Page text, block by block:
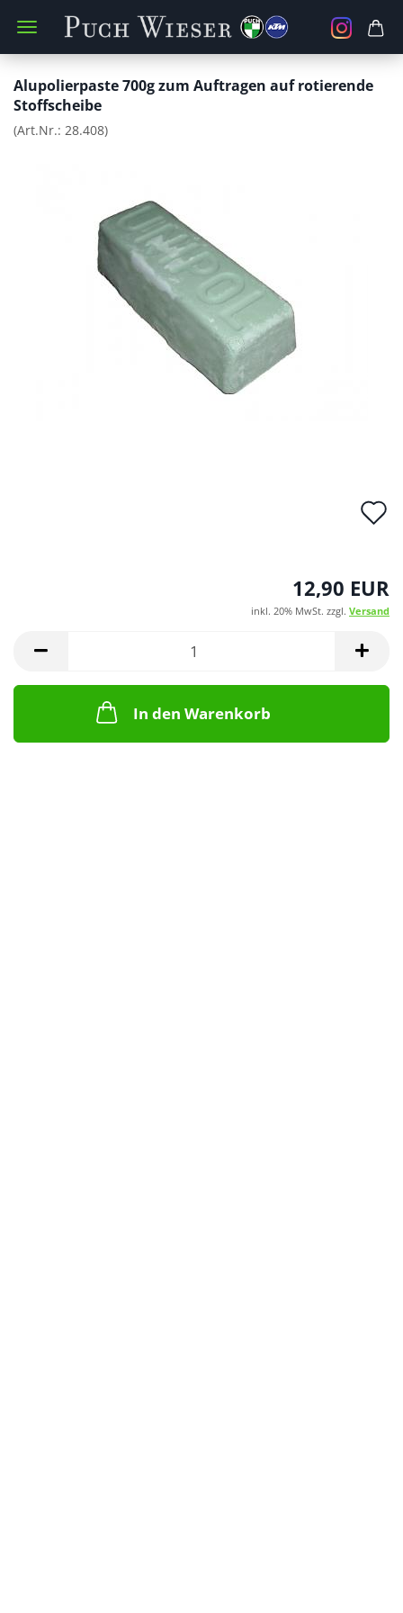
Alupolierpaste 700g zum Auftragen auf rotierende
Stoffscheibe
(Art.Nr.: 28.408)
12,90 EUR
inkl. 20% MwSt. zzgl. Versand
In den Warenkorb